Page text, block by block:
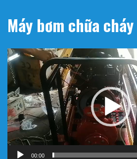
Máy bơm chữa cháy
Trình
chơi
Video
00:00